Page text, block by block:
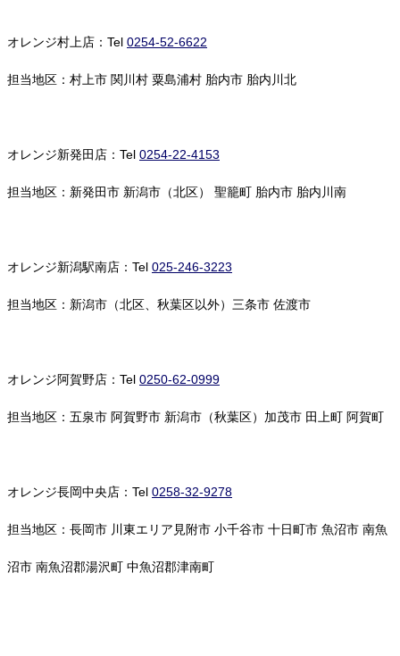
オレンジ村上店：Tel 0254-52-6622
担当地区：村上市 関川村 粟島浦村 胎内市 胎内川北
オレンジ新発田店：Tel 0254-22-4153
担当地区：新発田市 新潟市（北区） 聖籠町 胎内市 胎内川南
オレンジ新潟駅南店：Tel 025-246-3223
担当地区：新潟市（北区、秋葉区以外）三条市 佐渡市
オレンジ阿賀野店：Tel 0250-62-0999
担当地区：五泉市 阿賀野市 新潟市（秋葉区）加茂市 田上町 阿賀町
オレンジ長岡中央店：Tel 0258-32-9278
担当地区：長岡市 川東エリア見附市 小千谷市 十日町市 魚沼市 南魚
沼市 南魚沼郡湯沢町 中魚沼郡津南町